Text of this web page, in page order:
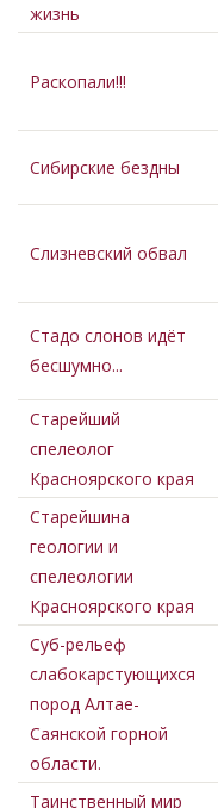
жизнь
Раскопали!!!
Сибирские бездны
Слизневский обвал
Стадо слонов идёт
бесшумно...
Старейший
спелеолог
Красноярского края
Старейшина
геологии и
спелеологии
Красноярского края
Суб-рельеф
слабокарстующихся
пород Алтае-
Саянской горной
области.
Таинственный мир